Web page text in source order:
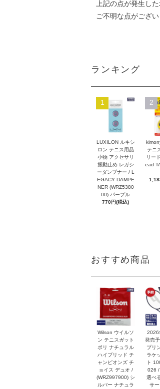
上記の点が発生し
ご不明な点がござ
ランキング
1
LUXILON ルキシ
ロン テニス用品
小物 アクセサリ
振動止め レガシ
ーダンプナー / L
EGACY DAMPE
NER (WRZ5380
00) パープル
770円(税込)
2
テニ
リー
ead
おすすめ商品
Wilson ウイルソ
ン テニスガット
ポリ ナチュラル
ハイブリッド チ
ャンピオンズ チ
ョイス デュオ /
(WRZ997900) シ
ルバー ナチュラ
2026
発売
プリ
ラケ
ト
026
選べ
サ